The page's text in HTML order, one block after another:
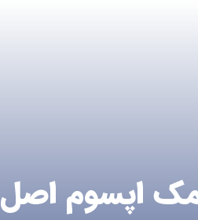
اپسوم اصل